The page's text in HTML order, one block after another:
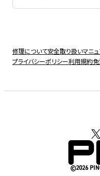
修理について安全取り扱いマニュ
プライバシーポリシー利用規約
©2026